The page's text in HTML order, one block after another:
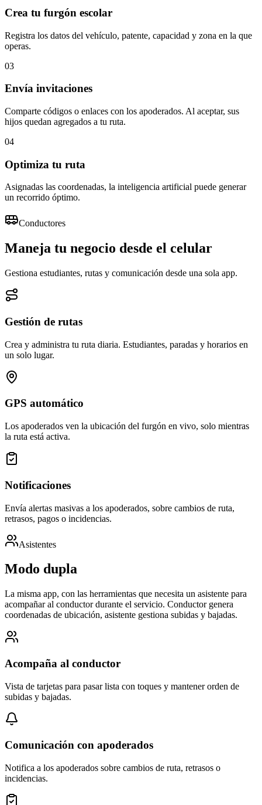
Crea tu furgón escolar
Registra los datos del vehículo, patente, capacidad y zona en la que
operas.
03
Envía invitaciones
Comparte códigos o enlaces con los apoderados. Al aceptar, sus
hijos quedan agregados a tu ruta.
04
Optimiza tu ruta
Asignadas las coordenadas, la inteligencia artificial puede generar
un recorrido óptimo.
Conductores
Maneja tu negocio desde el celular
Gestiona estudiantes, rutas y comunicación desde una sola app.
Gestión de rutas
Crea y administra tu ruta diaria. Estudiantes, paradas y horarios en
un solo lugar.
GPS automático
Los apoderados ven la ubicación del furgón en vivo, solo mientras
la ruta está activa.
Notificaciones
Envía alertas masivas a los apoderados, sobre cambios de ruta,
retrasos, pagos o incidencias.
Asistentes
Modo dupla
La misma app, con las herramientas que necesita un asistente para
acompañar al conductor durante el servicio. Conductor genera
coordenadas de ubicación, asistente gestiona subidas y bajadas.
Acompaña al conductor
Vista de tarjetas para pasar lista con toques y mantener orden de
subidas y bajadas.
Comunicación con apoderados
Notifica a los apoderados sobre cambios de ruta, retrasos o
incidencias.